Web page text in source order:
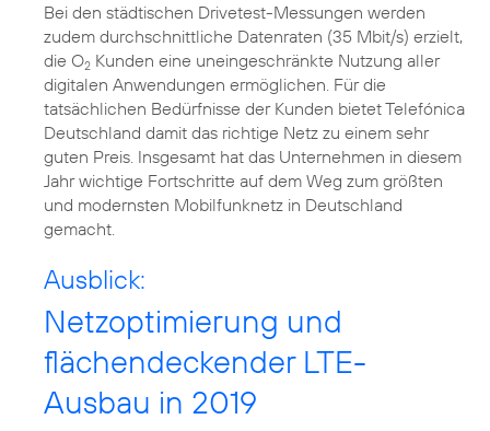
Bei den städtischen Drivetest-Messungen werden
zudem durchschnittliche Datenraten (35 Mbit/s) erzielt,
die O2 Kunden eine uneingeschränkte Nutzung aller
digitalen Anwendungen ermöglichen. Für die
tatsächlichen Bedürfnisse der Kunden bietet Telefónica
Deutschland damit das richtige Netz zu einem sehr
guten Preis. Insgesamt hat das Unternehmen in diesem
Jahr wichtige Fortschritte auf dem Weg zum größten
und modernsten Mobilfunknetz in Deutschland
gemacht.
Ausblick:
Netzoptimierung und
flächendeckender LTE-
Ausbau in 2019